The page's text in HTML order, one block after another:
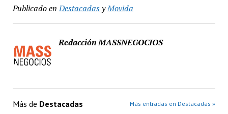
Publicado en DestacadasyMovida
Redacción MASSNEGOCIOS
Más de Destacadas Más entradas en Destacadas »